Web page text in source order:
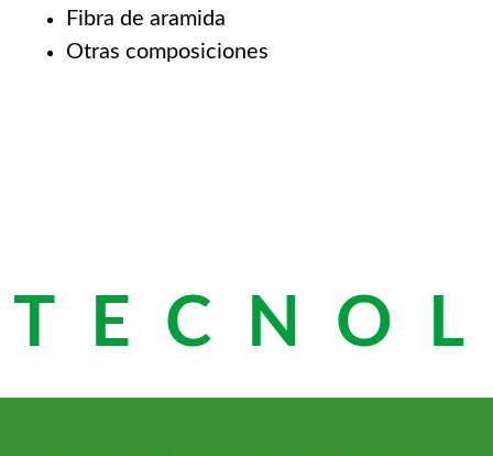
Fibra de aramida
Otras composiciones